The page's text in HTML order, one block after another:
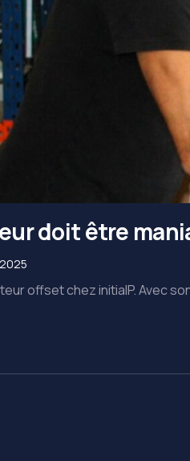
doit être
offset chez initialP. Avec